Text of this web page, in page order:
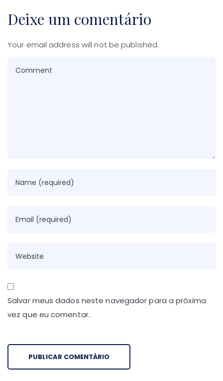
Deixe um comentário
Your email address will not be published.
Salvar meus dados neste navegador para a próxima
vez que eu comentar.